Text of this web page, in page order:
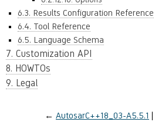
6.3. Results Configuration Reference
6.4. Tool Reference
6.5. Language Schema
7. Customization API
8. HOWTOs
9. Legal
← AutosarC++18_03-A5.5.1